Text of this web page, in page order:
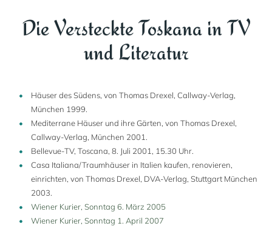
Die Versteckte Toskana in TV
und Literatur
Häuser des Südens, von Thomas Drexel, Callway-Verlag,
München 1999.
Mediterrane Häuser und ihre Gärten, von Thomas Drexel,
Callway-Verlag, München 2001.
Bellevue-TV, Toscana, 8. Juli 2001, 15.30 Uhr.
Casa Italiana/Traumhäuser in Italien kaufen, renovieren,
einrichten, von Thomas Drexel, DVA-Verlag, Stuttgart München
2003.
Wiener Kurier, Sonntag 6. März 2005
Wiener Kurier, Sonntag 1. April 2007